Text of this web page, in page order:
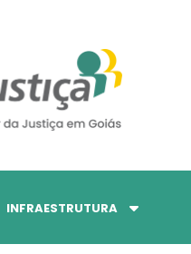
INFRAESTRUTURA